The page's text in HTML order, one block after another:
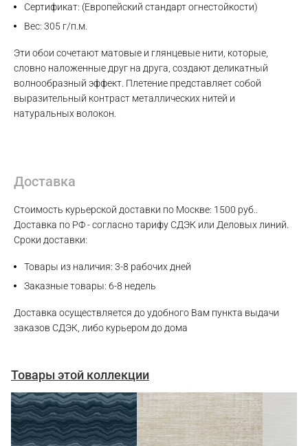
Сертификат: (Европейский стандарт огнестойкости)
Вес: 305 г/п.м.
Эти обои сочетают матовые и глянцевые нити, которые,
словно наложенные друг на друга, создают деликатный
волнообразный эффект. Плетение представляет собой
выразительный контраст металлических нитей и
натуральных волокон.
Доставка
Стоимость курьерской доставки по Москве: 1500 руб..
Доставка по РФ - согласно тарифу СДЭК или Деловых линий.
Сроки доставки:
Товары из наличия: 3-8 рабочих дней
Заказные товары: 6-8 недель
Доставка осуществляется до удобного Вам пункта выдачи
заказов СДЭК, либо курьером до дома
Товары этой коллекции
WhatsApp